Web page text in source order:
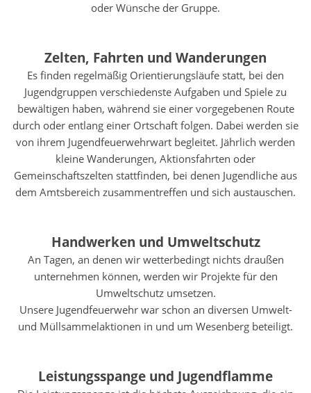
oder Wünsche der Gruppe.
Zelten, Fahrten und Wanderungen
Es finden regelmäßig Orientierungsläufe statt, bei den
Jugendgruppen verschiedenste Aufgaben und Spiele zu
bewältigen haben, während sie einer vorgegebenen Route
durch oder entlang einer Ortschaft folgen. Dabei werden sie
von ihrem Jugendfeuerwehrwart begleitet. Jährlich werden
kleine Wanderungen, Aktionsfahrten oder
Gemeinschaftszelten stattfinden, bei denen Jugendliche aus
dem Amtsbereich zusammentreffen und sich austauschen.
Handwerken und Umweltschutz
An Tagen, an denen wir wetterbedingt nichts draußen
unternehmen können, werden wir Projekte für den
Umweltschutz umsetzen.
Unsere Jugendfeuerwehr war schon an diversen Umwelt-
und Müllsammelaktionen in und um Wesenberg beteiligt.
Leistungsspange und Jugendflamme